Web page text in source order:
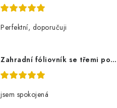
Perfektní, doporučuji
Zahradní fóliovník se třemi policemi
jsem spokojená